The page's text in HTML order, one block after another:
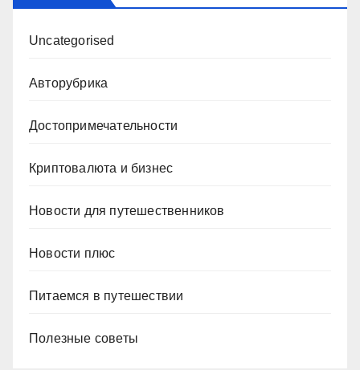
Uncategorised
Авторубрика
Достопримечательности
Криптовалюта и бизнес
Новости для путешественников
Новости плюс
Питаемся в путешествии
Полезные советы